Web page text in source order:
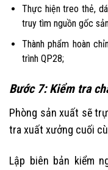
Thực hiện treo thẻ,
truy tìm nguồn gốc
Thành phẩm hoàn
trình QP28;
Bước 7: Kiểm tra
Phòng sản xuất sẽ
tra xuất xưởng cuối
Lập biên bản kiểm